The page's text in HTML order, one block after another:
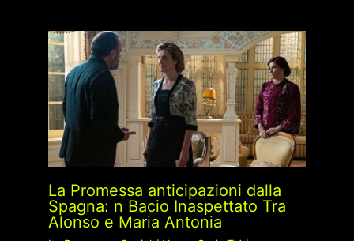
La Promessa anticipazioni dalla
Spagna: n Bacio Inaspettato Tra
Alonso e Maria Antonia